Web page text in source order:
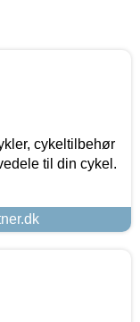
cykeltilbehør
til din cykel.